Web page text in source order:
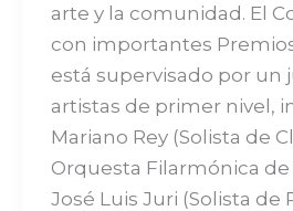
arte y la comunidad. El
con importantes
está supervisado por un
artistas de primer nivel,
Mariano Rey (Solista de
Orquesta Filarmónica de
José Luis Juri (Solista de